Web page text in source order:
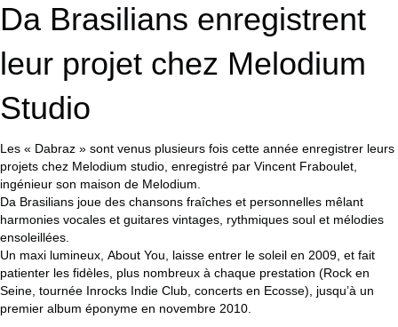
Da Brasilians enregistrent
leur projet chez Melodium
Studio
Les « Dabraz » sont venus plusieurs fois cette année enregistrer leurs
projets chez Melodium studio, enregistré par Vincent Fraboulet,
ingénieur son maison de Melodium.
Da Brasilians joue des chansons fraîches et personnelles mêlant
harmonies vocales et guitares vintages, rythmiques soul et mélodies
ensoleillées.
Un maxi lumineux, About You, laisse entrer le soleil en 2009, et fait
patienter les fidèles, plus nombreux à chaque prestation (Rock en
Seine, tournée Inrocks Indie Club, concerts en Ecosse), jusqu’à un
premier album éponyme en novembre 2010.